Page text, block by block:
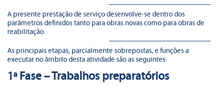
A presente prestação de serviço desenvolve-se dentro dos
parâmetros definidos tanto para obras novas como para obras de
reabilitação.
As principais etapas, parcialmente sobrepostas, e funções a
executar no âmbito desta atividade são as seguintes:
1ª Fase – Trabalhos preparatórios